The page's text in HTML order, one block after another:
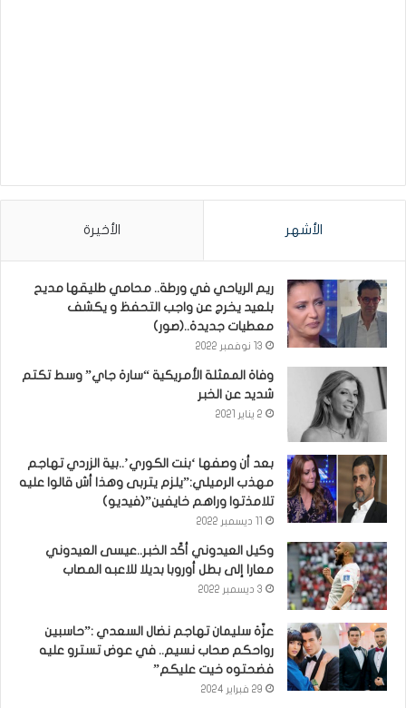
الأشهر الأخيرة
ريم الرياحي في ورطة.. محامي طليقها مديح
بلعيد يخرج عن واجب التحفظ و يكشف
معطيات جديدة..(صور)
13 نوفمبر 2022
وفاة الممثلة الأمريكية “سارة جاي” وسط تكتم
شديد عن الخبر
2 يناير 2021
بعد أن وصفها ‘بنت الكوري’..بية الزردي تهاجم
مهذب الرميلي:”يلزم يتربى وهذا أش قالوا عليه
تلامذتوا وراهم خايفين”(فيديو)
وكيل العيدوني أكّد الخبر..عيسى العيدوني
معارا إلى بطل أوروبا بديلا للاعبه المصاب
3 ديسمبر 2022
عزّة سليمان تهاجم نضال السعدي :”حاسبين
رواحكم صحاب نسيم.. في عوض تسترو عليه
فضحتوه خيت عليكم”
29 فبراير 2024